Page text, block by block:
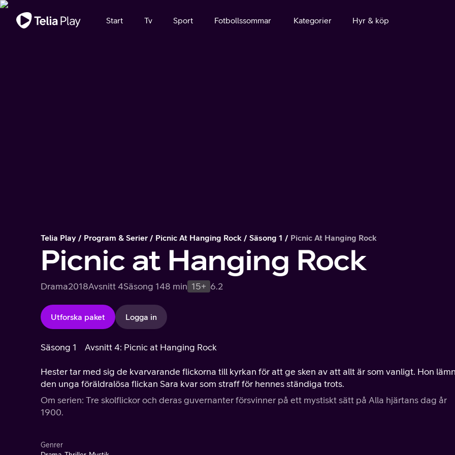
Viktigt meddelande
Start Tv Sport Fotbollssommar Kategorier Hyr & köp
Telia Play Program & Serier Picnic At Hanging Rock Säsong 1 Picnic At Hanging Rock
Picnic at Hanging Rock
Drama2018Avsnitt 4Säsong 148 min 15+ 6.2
Utforska paket Logga in
Säsong 1 Avsnitt 4: Picnic at Hanging Rock
Hester tar med sig de kvarvarande flickorna till kyrkan för att ge sken av att allt är som vanligt. Hon
den unga föräldralösa flickan Sara kvar som straff för hennes ständiga trots.
Om serien: Tre skolflickor och deras guvernanter försvinner på ett mystiskt sätt på Alla hjärtans dag år
1900.
Genrer